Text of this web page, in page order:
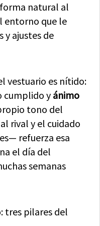
natural al
entorno que le
y ajustes de
vestuario es nítido:
cumplido y ánimo
tono del
rival y el cuidado
refuerza esa
el día del
semanas
tres pilares del